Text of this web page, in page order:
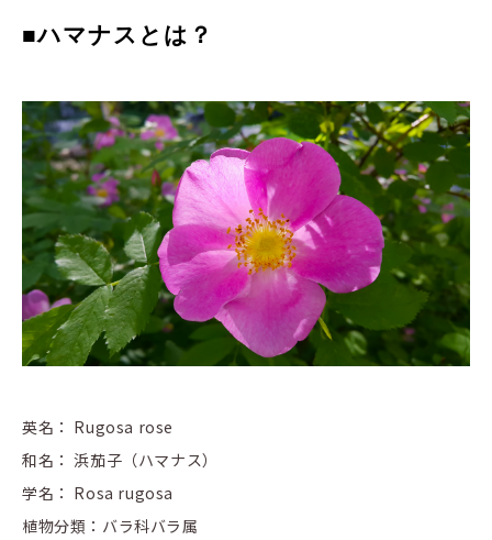
■ハマナスとは？
英名： Rugosa rose
和名： 浜茄子（ハマナス）
学名： Rosa rugosa
植物分類：バラ科バラ属